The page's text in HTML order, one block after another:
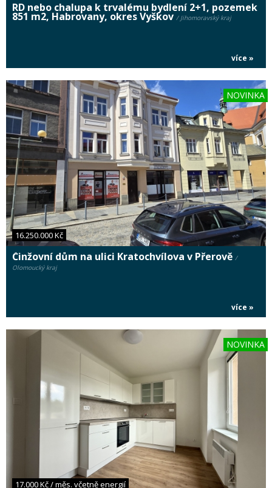
RD nebo chalupa k trvalému bydlení 2+1, pozemek
851 m2, Habrovany, okres Vyškov / Jihomoravský kraj
více »
16.250.000 Kč
NOVINKA
Činžovní dům na ulici Kratochvílova v Přerově /
Olomoucký kraj
více »
17.000 Kč / měs. včetně energií
NOVINKA